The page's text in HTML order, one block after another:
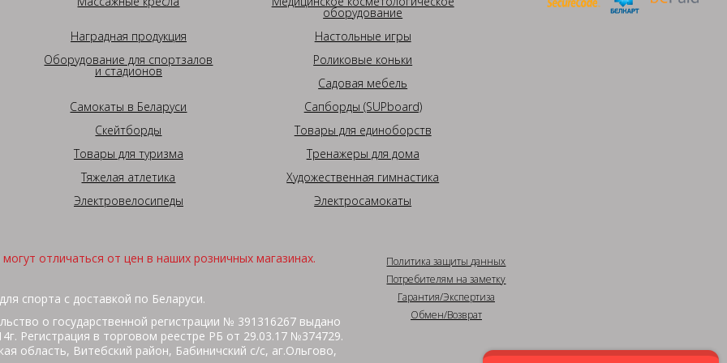
оборудование
Наградная продукция
Настольные игры
Оборудование для спортзалов
и стадионов
Роликовые коньки
Садовая мебель
Самокаты в Беларуси
Сапборды (SUPboard)
Скейтборды
Товары для единоборств
Товары для туризма
Тренажеры для дома
Тяжелая атлетика
Художественная гимнастика
Электровелосипеды
Электросамокаты
отличаться от цен в наших розничных магазинах.
спорта с доставкой по Беларуси.
о государственной регистрации № 391316267 выдано
Регистрация в торговом реестре РБ от 29.03.17 №374729.
область, Витебский район, Бабиничский с/с, аг.Ольгово,
Политика защиты данных
Потребителям на заметку
Гарантия/Экспертиза
Обмен/Возврат